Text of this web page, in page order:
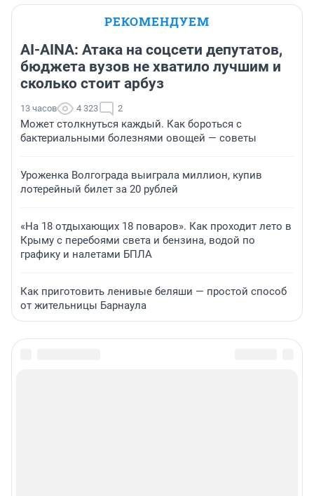
РЕКОМЕНДУЕМ
AI-AINA: Атака на соцсети депутатов,
бюджета вузов не хватило лучшим и
сколько стоит арбуз
13 часов 4 323 2
Может столкнуться каждый. Как бороться с
бактериальными болезнями овощей — советы
Уроженка Волгограда выиграла миллион, купив
лотерейный билет за 20 рублей
«На 18 отдыхающих 18 поваров». Как проходит лето в
Крыму с перебоями света и бензина, водой по
графику и налетами БПЛА
Как приготовить ленивые беляши — простой способ
от жительницы Барнаула